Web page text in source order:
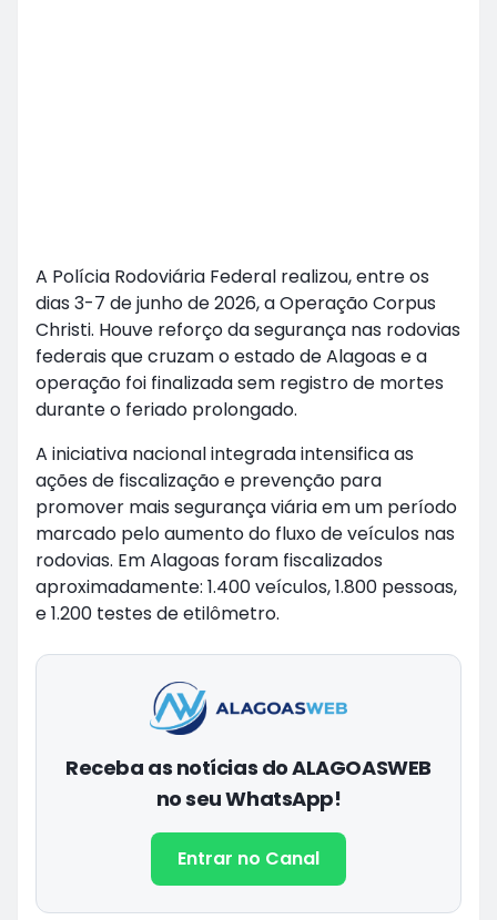
A Polícia Rodoviária Federal realizou, entre os
dias 3-7 de junho de 2026, a Operação Corpus
Christi. Houve reforço da segurança nas rodovias
federais que cruzam o estado de Alagoas e a
operação foi finalizada sem registro de mortes
durante o feriado prolongado.
A iniciativa nacional integrada intensifica as
ações de fiscalização e prevenção para
promover mais segurança viária em um período
marcado pelo aumento do fluxo de veículos nas
rodovias. Em Alagoas foram fiscalizados
aproximadamente: 1.400 veículos, 1.800 pessoas,
e 1.200 testes de etilômetro.
Receba as notícias do ALAGOASWEB
no seu WhatsApp!
Entrar no Canal